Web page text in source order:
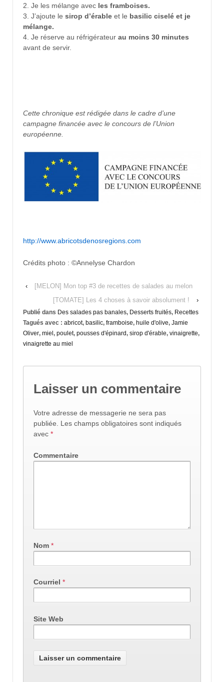
2. Je les mélange avec les framboises.
3. J’ajoute le sirop d’érable et le basilic ciselé et je
mélange.
4. Je réserve au réfrigérateur au moins 30 minutes
avant de servir.
Cette chronique est rédigée dans le cadre d’une
campagne financée avec le concours de l’Union
européenne.
http://www.abricotsdenosregions.com
Crédits photo : ©Annelyse Chardon
‹
[MELON] Mon top #3 de recettes de salades au melon
[TOMATE] Les 4 choses à savoir absolument !
›
Publié dans Des salades pas banales, Desserts fruités, Recettes
Tagués avec : abricot, basilic, framboise, huile d'olive, Jamie
Oliver, miel , poulet, pousses d'épinard, sirop d'érable, vinaigrette,
vinaigrette au miel
Laisser un commentaire
Votre adresse de messagerie ne sera pas
publiée.
Les champs obligatoires sont indiqués
avec *
Commentaire
Nom *
Courriel *
Site Web